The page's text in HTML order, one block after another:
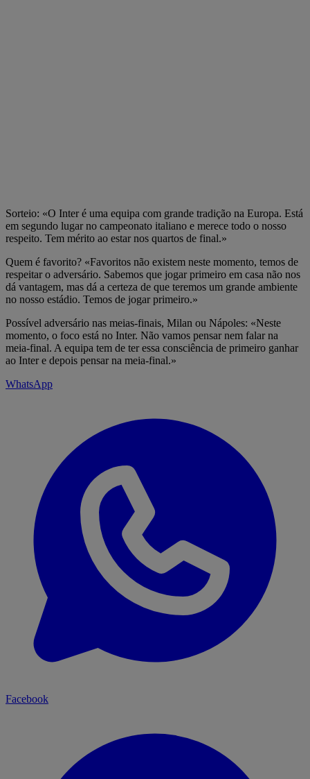
Sorteio: «O Inter é uma equipa com grande tradição na Europa. Está
em segundo lugar no campeonato italiano e merece todo o nosso
respeito. Tem mérito ao estar nos quartos de final.»
Quem é favorito? «Favoritos não existem neste momento, temos de
respeitar o adversário. Sabemos que jogar primeiro em casa não nos
dá vantagem, mas dá a certeza de que teremos um grande ambiente
no nosso estádio. Temos de jogar primeiro.»
Possível adversário nas meias-finais, Milan ou Nápoles: «Neste
momento, o foco está no Inter. Não vamos pensar nem falar na
meia-final. A equipa tem de ter essa consciência de primeiro ganhar
ao Inter e depois pensar na meia-final.»
WhatsApp
Facebook